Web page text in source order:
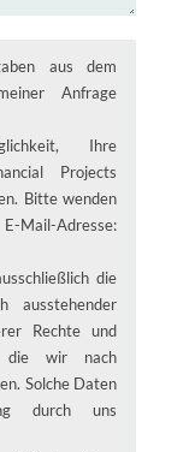
aus dem
Anfrage
Ihre
Projects
Bitte wenden
Adresse:
die
Rechte und
die wir nach
Solche Daten
durch uns